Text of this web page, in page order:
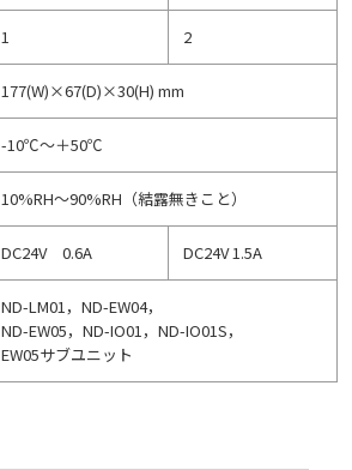
1 2
177(W)×67(D)×30(H) mm
-10℃～＋50℃
10%RH～90%RH（結露無きこと）
DC24V 0.6A DC24V 1.5A
ND-LM01，ND-EW04，
ND-EW05，ND-IO01，ND-IO01S，
EW05サブユニット